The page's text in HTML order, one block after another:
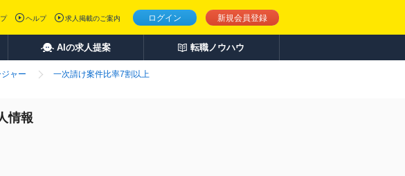
ログイン 新規会員登録
ヘルプ 求人掲載のご案内
AIの求人提案 転職ノウハウ
ャー
一次請け案件比率7割以上
情報